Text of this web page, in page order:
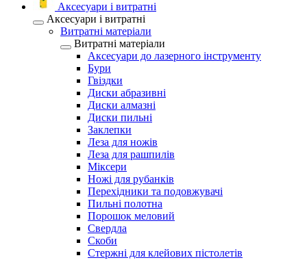
Аксесуари і витратні
Аксесуари і витратні
Витратні матеріали
Витратні матеріали
Аксесуари до лазерного інструменту
Бури
Гвіздки
Диски абразивні
Диски алмазні
Диски пильні
Заклепки
Леза для ножів
Леза для рашпилів
Міксери
Ножі для рубанків
Перехідники та подовжувачі
Пильні полотна
Порошок меловий
Свердла
Скоби
Стержні для клейових пістолетів